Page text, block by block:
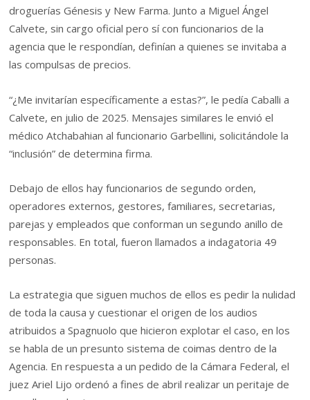
droguerías Génesis y New Farma. Junto a Miguel Ángel
Calvete, sin cargo oficial pero sí con funcionarios de la
agencia que le respondían, definían a quienes se invitaba a
las compulsas de precios.
“¿Me invitarían específicamente a estas?”, le pedía Caballi a
Calvete, en julio de 2025. Mensajes similares le envió el
médico Atchabahian al funcionario Garbellini, solicitándole la
“inclusión” de determina firma.
Debajo de ellos hay funcionarios de segundo orden,
operadores externos, gestores, familiares, secretarias,
parejas y empleados que conforman un segundo anillo de
responsables. En total, fueron llamados a indagatoria 49
personas.
La estrategia que siguen muchos de ellos es pedir la nulidad
de toda la causa y cuestionar el origen de los audios
atribuidos a Spagnuolo que hicieron explotar el caso, en los
se habla de un presunto sistema de coimas dentro de la
Agencia. En respuesta a un pedido de la Cámara Federal, el
juez Ariel Lijo ordenó a fines de abril realizar un peritaje de